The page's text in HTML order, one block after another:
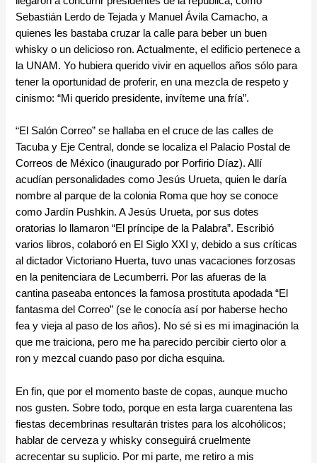
Sebastián Lerdo de Tejada y Manuel Ávila Camacho, a
quienes les bastaba cruzar la calle para beber un buen
whisky o un delicioso ron. Actualmente, el edificio pertenece a
la UNAM. Yo hubiera querido vivir en aquellos años sólo para
tener la oportunidad de proferir, en una mezcla de respeto y
cinismo: “Mi querido presidente, invíteme una fría”.
“El Salón Correo” se hallaba en el cruce de las calles de
Tacuba y Eje Central, donde se localiza el Palacio Postal de
Correos de México (inaugurado por Porfirio Díaz). Allí
acudían personalidades como Jesús Urueta, quien le daría
nombre al parque de la colonia Roma que hoy se conoce
como Jardín Pushkin. A Jesús Urueta, por sus dotes
oratorias lo llamaron “El príncipe de la Palabra”. Escribió
varios libros, colaboró en El Siglo XXI y, debido a sus críticas
al dictador Victoriano Huerta, tuvo unas vacaciones forzosas
en la penitenciara de Lecumberri. Por las afueras de la
cantina paseaba entonces la famosa prostituta apodada “El
fantasma del Correo” (se le conocía así por haberse hecho
fea y vieja al paso de los años). No sé si es mi imaginación la
que me traiciona, pero me ha parecido percibir cierto olor a
ron y mezcal cuando paso por dicha esquina.
En fin, que por el momento baste de copas, aunque mucho
nos gusten. Sobre todo, porque en esta larga cuarentena las
fiestas decembrinas resultarán tristes para los alcohólicos;
hablar de cerveza y whisky conseguirá cruelmente
acrecentar su suplicio. Por mi parte, me retiro a mis